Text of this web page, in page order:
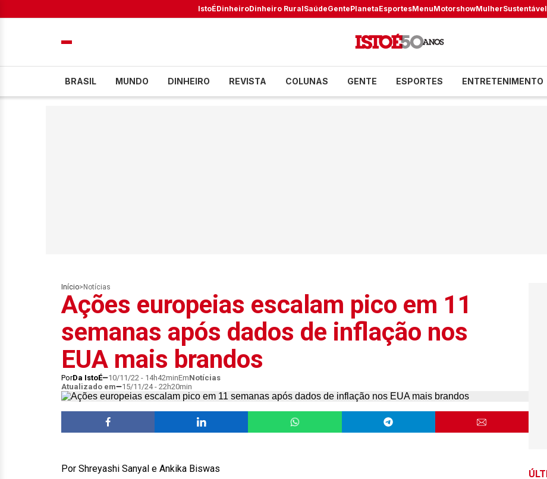
IstoÉDinheiroDinheiro RuralSaúdeGentePlanetaEsportesMenuMotorshowMulherSustentável
BRASIL MUNDO DINHEIRO REVISTA COLUNAS GENTE ESPORTES ENTRETENIMENTO
Início> Notícias
Ações europeias escalam pico em 11
semanas após dados de inflação nos
EUA mais brandos
PorDa IstoÉ 10/11/22 - 14h42minEmNotícias
Atualizado em
15/11/24 - 22h20min
Por Shreyashi Sanyal e Ankika Biswas